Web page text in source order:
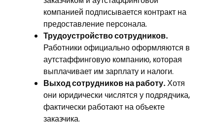
компанией подписывается контракт на
предоставление персонала.
Трудоустройство сотрудников.
Работники официально оформляются в
аутстаффинговую компанию, которая
выплачивает им зарплату и налоги.
Выход сотрудников на работу.Хотя
они юридически числятся у подрядчика,
фактически работают на объекте
заказчика.